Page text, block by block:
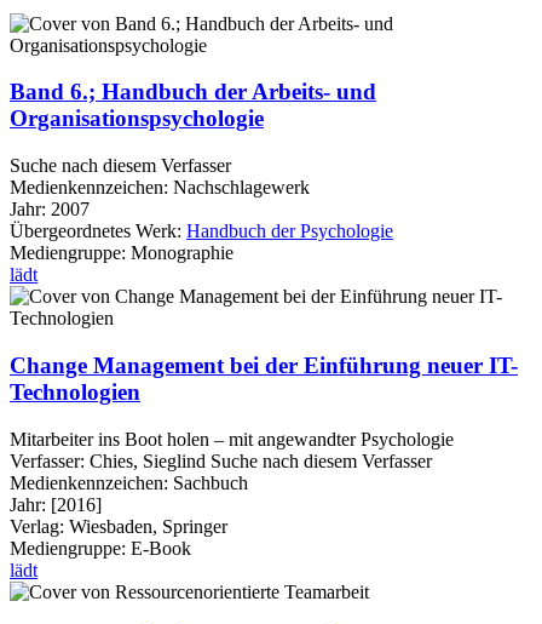
Band 6.; Handbuch der Arbeits- und
Organisationspsychologie
Suche nach diesem Verfasser
Medienkennzeichen: Nachschlagewerk
Jahr: 2007
Übergeordnetes Werk: Handbuch der Psychologie
Mediengruppe: Monographie
lädt
Change Management bei der Einführung neuer IT-
Technologien
Mitarbeiter ins Boot holen – mit angewandter Psychologie
Verfasser: Chies, Sieglind Suche nach diesem Verfasser
Medienkennzeichen: Sachbuch
Jahr: [2016]
Verlag: Wiesbaden, Springer
Mediengruppe: E-Book
lädt